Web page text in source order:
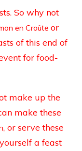
So why not
en Croûte or
of this end of
for food-
make up the
make these
, or serve these
a feast